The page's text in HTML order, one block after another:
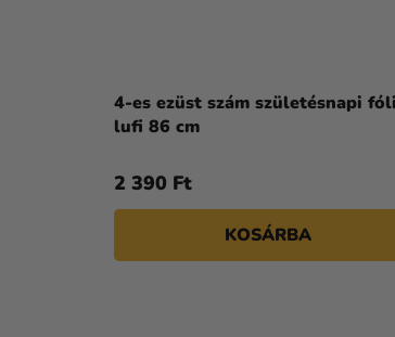
4-es ezüst szám születésnapi
lufi 86 cm
2 390 Ft
KOSÁRBA